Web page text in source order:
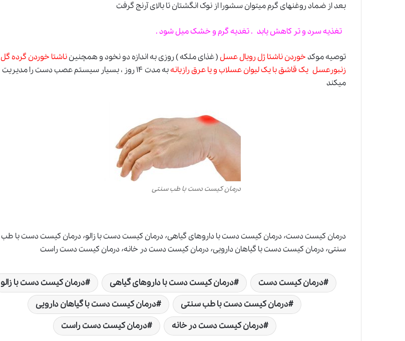
بعد از ضماد روغنهای گرم میتوان سشورا از نوک انگشتان تا بالای آرنج گرفت
تغذیه سرد و تر کاهش یابد . تغدیه گرم و خشک میل شود .
توصیه موکدخوردن ناشتا ژل رویال عسل( غذای ملکه ) روزی به اندازه دو نخود و همچنینناشتا خوردن گرده گل
زنبورعسل یک قاشق با یک لیوان عسلاب و یا عرق رازیانهبه مدت ۱۴ روز ،بسیار سیستم عصب دست را مدیریت
میکند
درمان کیست دست با طب سنتی
درمان کیست دست٬ درمان کیست دست با داروهای گیاهی٬ درمان کیست دست با زالو٬ درمان کیست دست با طب
سنتی٬ درمان کیست دست با گیاهان دارویی٬ درمان کیست دست در خانه٬ درمان کیست دست راست
درمان کیست دست درمان کیست دست با داروهای گیاهی
درمان کیست دست با زالو
درمان کیست دست با طب سنتی
درمان کیست دست با گیاهان دارویی
درمان کیست دست در خانه
درمان کیست دست راست